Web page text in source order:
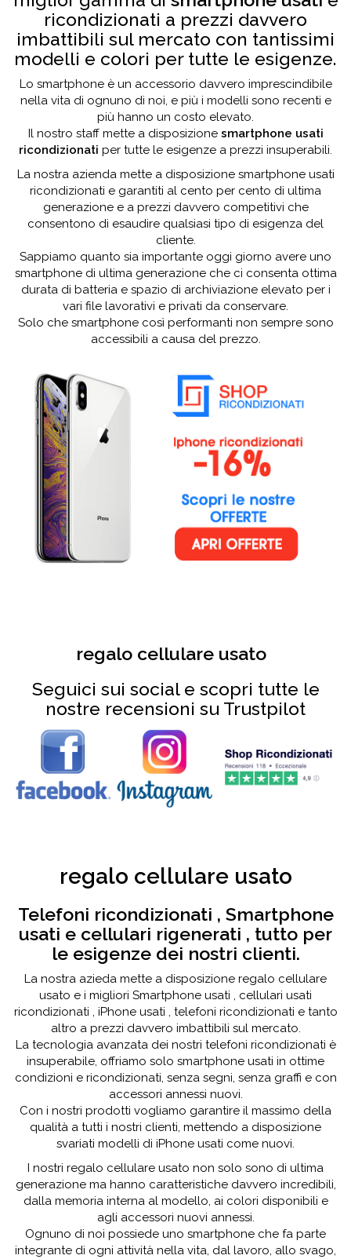
ricondizionati a prezzi davvero
imbattibili sul mercato con tantissimi
modelli e colori per tutte le esigenze.
Lo smartphone è un accessorio davvero imprescindibile
nella vita di ognuno di noi, e più i modelli sono recenti e
più hanno un costo elevato.
Il nostro staff mette a disposizione smartphone usati
ricondizionati per tutte le esigenze a prezzi insuperabili.
La nostra azienda mette a disposizione smartphone usati
ricondizionati e garantiti al cento per cento di ultima
generazione e a prezzi davvero competitivi che
consentono di esaudire qualsiasi tipo di esigenza del
cliente.
Sappiamo quanto sia importante oggi giorno avere uno
smartphone di ultima generazione che ci consenta ottima
durata di batteria e spazio di archiviazione elevato per i
vari file lavorativi e privati da conservare.
Solo che smartphone così performanti non sempre sono
accessibili a causa del prezzo.
regalo cellulare usato
Seguici sui social e scopri tutte le
nostre recensioni su Trustpilot
regalo cellulare usato
Telefoni ricondizionati , Smartphone
usati e cellulari rigenerati , tutto per
le esigenze dei nostri clienti.
La nostra azieda mette a disposizione regalo cellulare
usato e i migliori Smartphone usati , cellulari usati
ricondizionati , iPhone usati , telefoni ricondizionati e tanto
altro a prezzi davvero imbattibili sul mercato.
La tecnologia avanzata dei nostri telefoni ricondizionati è
insuperabile, offriamo solo smartphone usati in ottime
condizioni e ricondizionati, senza segni, senza graffi e con
accessori annessi nuovi.
Con i nostri prodotti vogliamo garantire il massimo della
qualità a tutti i nostri clienti, mettendo a disposizione
svariati modelli di iPhone usati come nuovi.
I nostri regalo cellulare usato non solo sono di ultima
generazione ma hanno caratteristiche davvero incredibili,
dalla memoria interna al modello, ai colori disponibili e
agli accessori nuovi annessi.
Ognuno di noi possiede uno smartphone che fa parte
integrante di ogni attività nella vita, dal lavoro, allo svago,